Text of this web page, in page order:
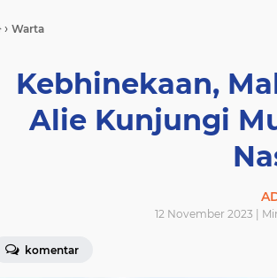
› Warta
Kebhinekaan,
Alie Kunjungi
12 November 2023 |
komentar